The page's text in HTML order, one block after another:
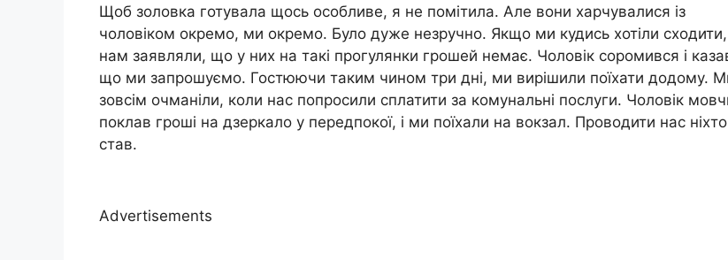
Щоб золовка готувала щось особливе, я не помітила. Але вони харчувалися із
чоловіком окремо, ми окремо. Було дуже незручно. Якщо ми кудись хотіли
нам заявляли, що у них на такі прогулянки грошей немає. Чоловік соромився і
що ми запрошуємо. Гостюючи таким чином три дні, ми вирішили поїхати додому.
зовсім очманіли, коли нас попросили сплатити за комунальні послуги. Чоловік
поклав гроші на дзеркало у передпокої, і ми поїхали на вокзал. Проводити нас
став.
Advertisements